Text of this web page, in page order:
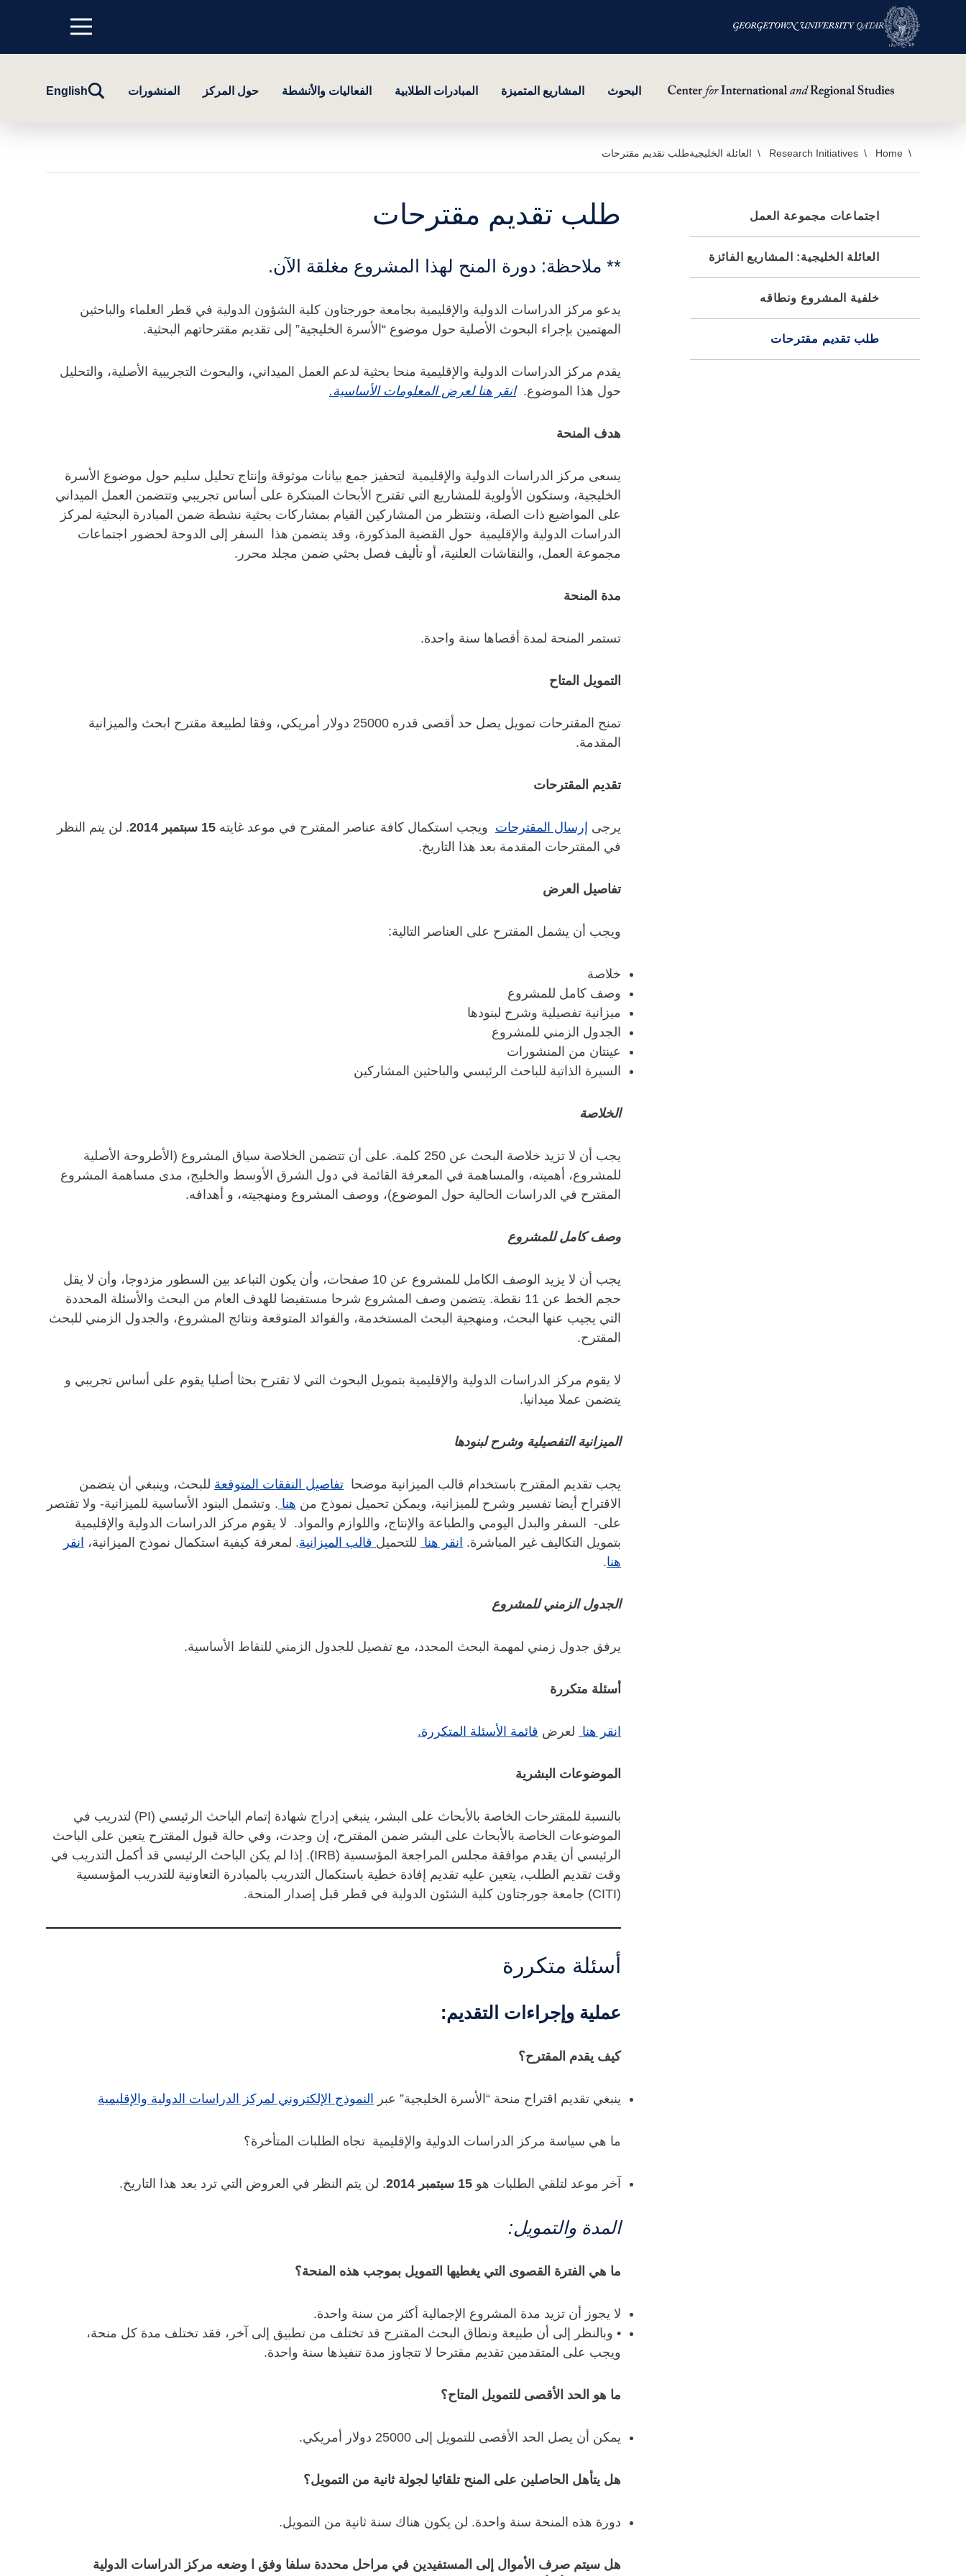
Menu
top
البحوث المشاريع المتميزة المبادرات الطلابية الفعاليات والأنشطة حول المركز المنشورات
تبديلEnglish
Home
Research Initiatives العائلة الخليجيةطلب تقديم مقترحات
اجتماعات مجموعة العمل
العائلة الخليجية: المشاريع الفائزة
خلفية المشروع ونطاقه
طلب تقديم مقترحات
طلب تقديم مقترحات
** ملاحظة: دورة المنح لهذا المشروع مغلقة الآن.
يدعو مركز الدراسات الدولية والإقليمية بجامعة جورجتاون كلية الشؤون الدولية في قطر العلماء والباحثين
المهتمين بإجراء البحوث الأصلية حول موضوع “الأسرة الخليجية” إلى تقديم مقترحاتهم البحثية.
يقدم مركز الدراسات الدولية والإقليمية منحا بحثية لدعم العمل الميداني، والبحوث التجريبية الأصلية، والتحليل
حول هذا الموضوع.انقر هنا لعرض المعلومات الأساسية.
هدف المنحة‎
يسعى مركز الدراسات الدولية والإقليمية لتحفيز جمع بيانات موثوقة وإنتاج تحليل سليم حول موضوع الأسرة
الخليجية، وستكون الأولوية للمشاريع التي تقترح الأبحاث المبتكرة على أساس تجريبي وتتضمن العمل الميداني
على المواضيع ذات الصلة، وننتظر من المشاركين القيام بمشاركات بحثية نشطة ضمن المبادرة البحثية لمركز
الدراسات الدولية والإقليمية حول القضية المذكورة، وقد يتضمن هذا السفر إلى الدوحة لحضور اجتماعات
مجموعة العمل، والنقاشات العلنية، أو تأليف فصل بحثي ضمن مجلد محرر.
مدة المنحة
تستمر المنحة لمدة أقصاها سنة واحدة.
التمويل المتاح
تمنح المقترحات تمويل يصل حد أقصى قدره 25000 دولار أمريكي، وفقا لطبيعة مقترح ابحث والميزانية
المقدمة.
تقديم المقترحات ‎
يرجى إرسال المقترحات ويجب استكمال كافة عناصر المقترح في موعد غايته 15 سبتمبر 2014
. لن يتم النظر
في المقترحات المقدمة بعد هذا التاريخ.
تفاصيل العرض
ويجب أن يشمل المقترح على العناصر التالية:
خلاصة‎
وصف كامل للمشروع
ميزانية تفصيلية وشرح لبنودها
الجدول الزمني للمشروع
عينتان من المنشورات
السيرة الذاتية للباحث الرئيسي والباحثين المشاركين
الخلاصة
يجب أن لا تزيد خلاصة البحث عن 250 كلمة. على أن تتضمن الخلاصة سياق المشروع (الأطروحة الأصلية
للمشروع، أهميته، والمساهمة في المعرفة القائمة في دول الشرق الأوسط والخليج، مدى مساهمة المشروع
المقترح في الدراسات الحالية حول الموضوع)، ووصف المشروع ومنهجيته، و أهدافه.
وصف كامل للمشروع
يجب أن لا يزيد الوصف الكامل للمشروع عن 10 صفحات، وأن يكون التباعد بين السطور مزدوجا، وأن لا يقل
حجم الخط عن 11 نقطة. يتضمن وصف المشروع شرحا مستفيضا للهدف العام من البحث والأسئلة المحددة
التي يجيب عنها البحث، ومنهجية البحث المستخدمة، والفوائد المتوقعة ونتائج المشروع، والجدول الزمني للبحث
المقترح.
لا يقوم مركز الدراسات الدولية والإقليمية بتمويل البحوث التي لا تقترح بحثا أصليا يقوم على أساس تجريبي و
يتضمن عملا ميدانيا.
الميزانية التفصيلية وشرح لبنودها
يجب تقديم المقترح باستخدام قالب الميزانية موضحا تفاصيل النفقات المتوقعة للبحث، وينبغي أن يتضمن
الاقتراح أيضا تفسير وشرح للميزانية، ويمكن تحميل نموذج من هنا . وتشمل البنود الأساسية للميزانية- ولا تقتصر
على- السفر والبدل اليومي والطباعة والإنتاج، واللوازم والمواد. لا يقوم مركز الدراسات الدولية والإقليمية
بتمويل التكاليف غير المباشرة. انقر هنا للتحميل قالب الميزانية. لمعرفة كيفية استكمال نموذج الميزانية،
انقر
هنا.
الجدول الزمني للمشروع
يرفق جدول زمني لمهمة البحث المحدد، مع تفصيل للجدول الزمني للنقاط الأساسية.
أسئلة متكررة
انقر هنا لعرض قائمة الأسئلة المتكررة.
الموضوعات البشرية
بالنسبة للمقترحات الخاصة بالأبحاث على البشر، ينبغي إدراج شهادة إتمام الباحث الرئيسي (PI) لتدريب في
الموضوعات الخاصة بالأبحاث على البشر ضمن المقترح، إن وجدت، وفي حالة قبول المقترح يتعين على الباحث
الرئيسي أن يقدم موافقة مجلس المراجعة المؤسسية (IRB). إذا لم يكن الباحث الرئيسي قد أكمل التدريب في
وقت تقديم الطلب، يتعين عليه تقديم إفادة خطية باستكمال التدريب بالمبادرة التعاونية للتدريب المؤسسية
(CITI) جامعة جورجتاون كلية الشئون الدولية في قطر قبل إصدار المنحة.
أسئلة متكررة
عملية وإجراءات التقديم:
كيف يقدم المقترح؟
ينبغي تقديم اقتراح منحة “الأسرة الخليجية” عبر النموذج الإلكتروني لمركز الدراسات الدولية والإقليمية
ما هي سياسة مركز الدراسات الدولية والإقليمية تجاه الطلبات المتأخرة؟
آخر موعد لتلقي الطلبات هو 15 سبتمبر 2014 . لن يتم النظر في العروض التي ترد بعد هذا التاريخ.
المدة والتمويل:
ما هي الفترة القصوى التي يغطيها التمويل بموجب هذه المنحة؟
لا يجوز أن تزيد مدة المشروع الإجمالية أكثر من سنة واحدة.‎
• وبالنظر إلى أن طبيعة ونطاق البحث المقترح قد تختلف من تطبيق إلى آخر، فقد تختلف مدة كل منحة،
ويجب على المتقدمين تقديم مقترحا لا تتجاوز مدة تنفيذها سنة واحدة.
ما هو الحد الأقصى للتمويل المتاح؟
يمكن أن يصل الحد الأقصى للتمويل إلى 25000 دولار أمريكي.
هل يتأهل الحاصلين على المنح تلقائيا لجولة ثانية من التمويل؟
دورة هذه المنحة سنة واحدة. لن يكون هناك سنة ثانية من التمويل. ‎
هل سيتم صرف الأموال إلى المستفيدين في مراحل محددة سلفا وفق ا وضعه مركز الدراسات الدولية